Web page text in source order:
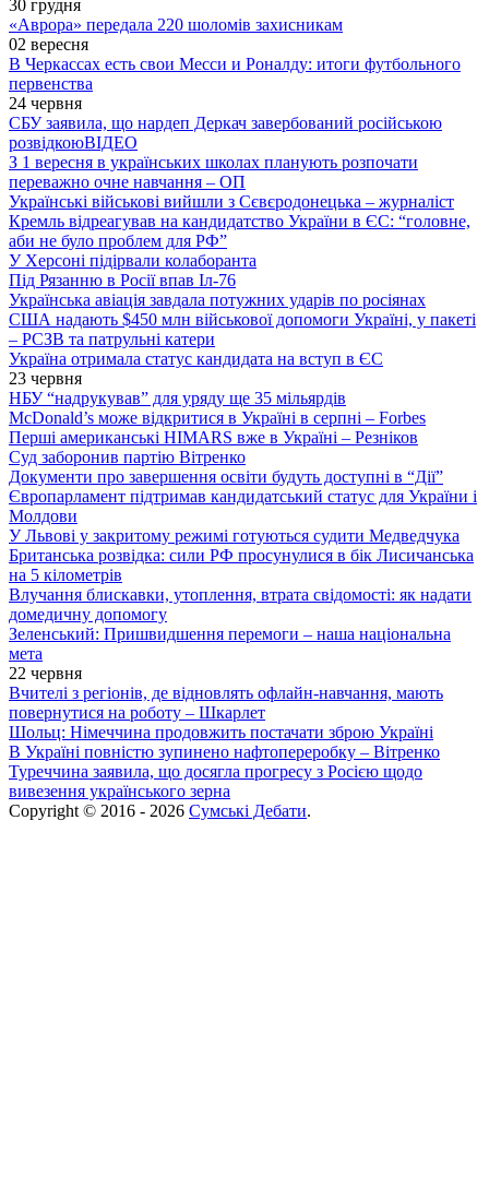
30 грудня
«Аврора» передала 220 шоломів захисникам
02 вересня
В Черкассах есть свои Месси и Роналду: итоги футбольного
первенства
24 червня
СБУ заявила, що нардеп Деркач завербований російською
розвідкоюВІДЕО
З 1 вересня в українських школах планують розпочати
переважно очне навчання – ОП
Українські військові вийшли з Сєвєродонецька – журналіст
Кремль відреагував на кандидатство України в ЄС: “головне,
аби не було проблем для РФ”
У Херсоні підірвали колаборанта
Під Рязанню в Росії впав Іл-76
Українська авіація завдала потужних ударів по росіянах
США надають $450 млн військової допомоги Україні, у пакеті
– РСЗВ та патрульні катери
Україна отримала статус кандидата на вступ в ЄС
23 червня
НБУ “надрукував” для уряду ще 35 мільярдів
McDonald’s може відкритися в Україні в серпні – Forbes
Перші американські HIMARS вже в Україні – Резніков
Суд заборонив партію Вітренко
Документи про завершення освіти будуть доступні в “Дії”
Європарламент підтримав кандидатський статус для України і
Молдови
У Львові у закритому режимі готуються судити Медведчука
Британська розвідка: сили РФ просунулися в бік Лисичанська
на 5 кілометрів
Влучання блискавки, утоплення, втрата свідомості: як надати
домедичну допомогу
Зеленський: Пришвидшення перемоги – наша національна
мета
22 червня
Вчителі з регіонів, де відновлять офлайн-навчання, мають
повернутися на роботу – Шкарлет
Шольц: Німеччина продовжить постачати зброю Україні
В Україні повністю зупинено нафтопереробку – Вітренко
Туреччина заявила, що досягла прогресу з Росією щодо
вивезення українського зерна
Copyright © 2016 - 2026 Сумські Дебати.